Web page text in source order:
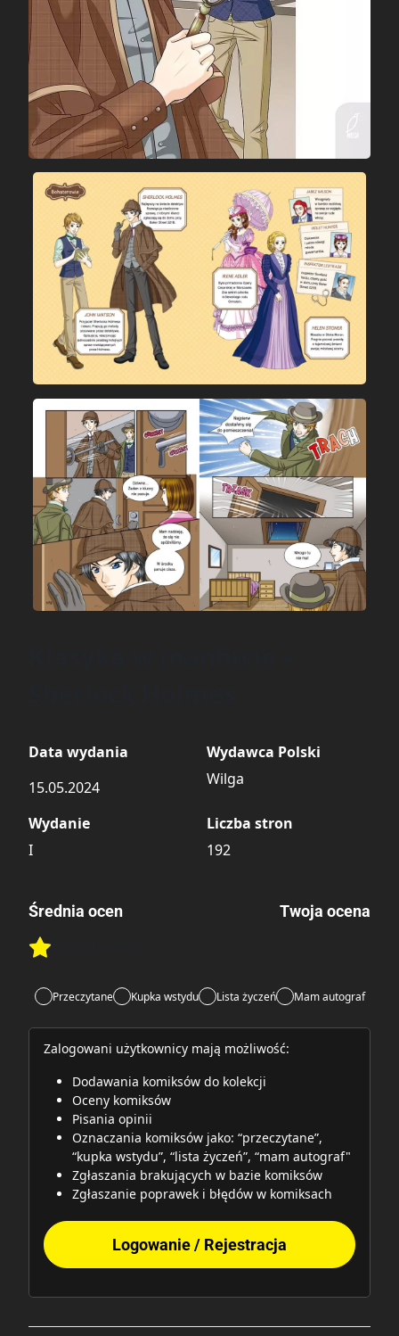
Data wydania
15.05.2024
Wydawca Polski
Wilga
Wydanie
I
Liczba stron
192
Średnia ocen
Rate this item:
Twoja ocena
Przeczytane Kupka wstydu Lista życzeń Mam autograf
Zalogowani użytkownicy mają możliwość:
Dodawania komiksów do kolekcji
Oceny komiksów
Pisania opinii
Oznaczania komiksów jako: “przeczytane”,
“kupka wstydu”, “lista życzeń”, “mam autograf"
Zgłaszania brakujących w bazie komiksów
Zgłaszanie poprawek i błędów w komiksach
Logowanie / Rejestracja